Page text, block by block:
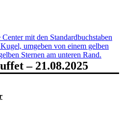
– 21.08.2025